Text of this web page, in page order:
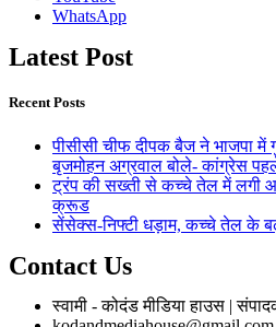
WhatsApp
Latest Post
Recent Posts
पीसीसी चीफ दीपक बैज ने भाजपा में
बृजमोहन अग्रवाल बोले- कांग्रेस
ट्रंप की सख्ती से कच्चे तेल में लगी
क्रूड
सेंसेक्स-निफ्टी धड़ाम, कच्चे तेल के
Contact Us
स्वामी - कोदंड मीडिया हाउस |